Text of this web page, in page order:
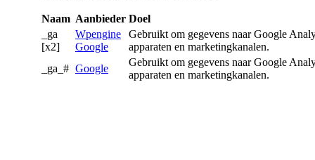
Naam Aanbieder Doel
_ga
[x2]
Wpengine
Google
Gebruikt om gegevens naar Google
apparaten en marketingkanalen.
_ga_# Google
Gebruikt om gegevens naar Google
apparaten en marketingkanalen.